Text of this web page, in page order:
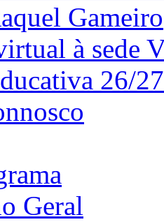
Gameiro
26/27
Geral